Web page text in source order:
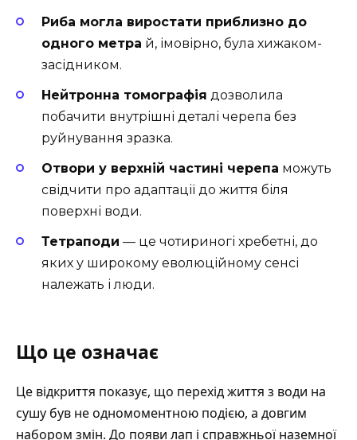
Риба могла виростати приблизно до
одного метра й, імовірно, була хижаком-
засідником.
Нейтронна томографія дозволила
побачити внутрішні деталі черепа без
руйнування зразка.
Отвори у верхній частині черепа можуть
свідчити про адаптації до життя біля
поверхні води.
Тетраподи — це чотириногі хребетні, до
яких у широкому еволюційному сенсі
належать і люди.
Що це означає
Це відкриття показує, що перехід життя з води на
сушу був не одномоментною подією, а довгим
набором змін. До появи лап і справжньої наземної